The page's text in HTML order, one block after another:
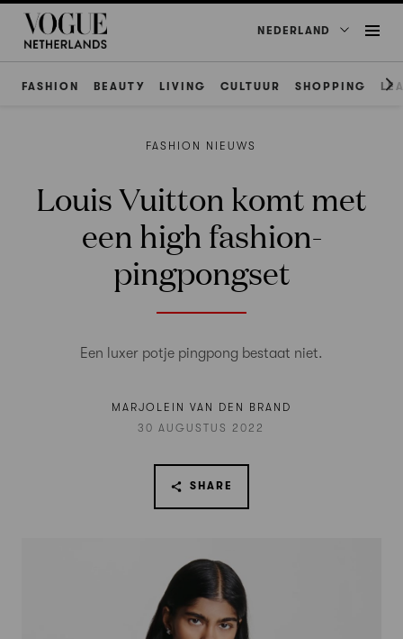
NEDERLAND
FASHION BEAUTY LIVING CULTUUR SHOPPING
FASHION NIEUWS
Louis Vuitton komt met
een high fashion-
pingpongset
Een luxer potje pingpong bestaat niet.
MARJOLEIN VAN DEN BRAND
30 AUGUSTUS 2022
SHARE